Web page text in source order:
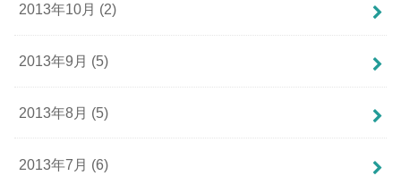
2013年10月 (2)
2013年9月 (5)
2013年8月 (5)
2013年7月 (6)